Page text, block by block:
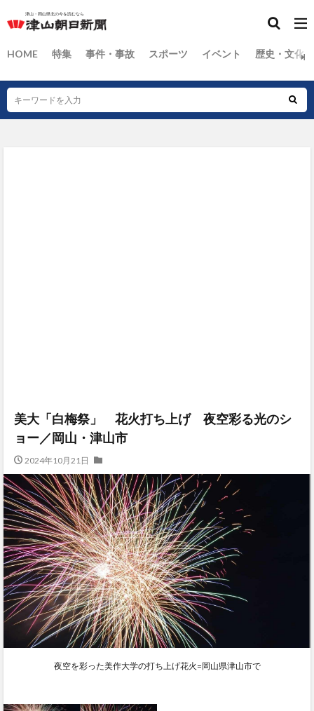
HOME 特集 事件・事故 スポーツ イベント 歴史・文化
美大「白梅祭」 花火打ち上げ 夜空彩る光のシ
ョー／岡山・津山市
2024年10月21日
夜空を彩った美作大学の打ち上げ花火=岡山県津山市で